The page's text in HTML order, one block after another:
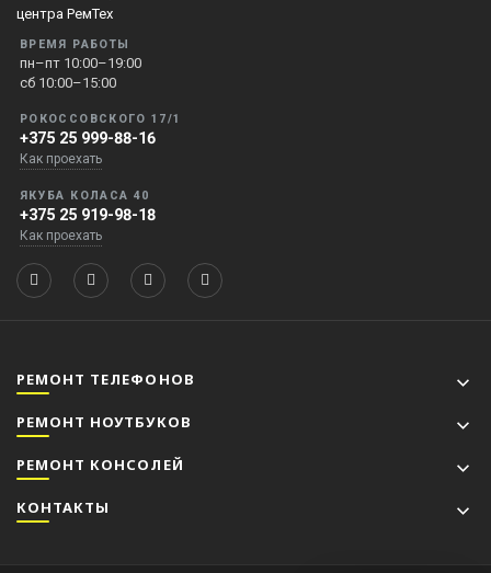
ВРЕМЯ РАБОТЫ
пн–пт 10:00–19:00
сб 10:00–15:00
РОКОССОВСКОГО 17/1
+375 25 999-88-16
Как проехать
ЯКУБА КОЛАСА 40
+375 25 919-98-18
Как проехать
РЕМОНТ ТЕЛЕФОНОВ
РЕМОНТ НОУТБУКОВ
РЕМОНТ КОНСОЛЕЙ
КОНТАКТЫ